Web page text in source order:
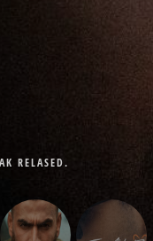
RELASED.
RELASED.